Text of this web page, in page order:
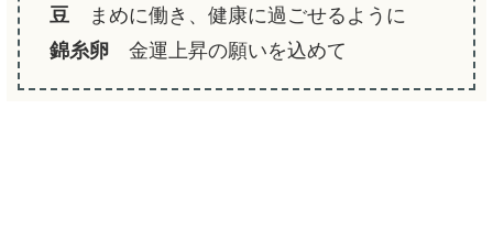
豆 まめに働き、健康に過ごせるように
錦糸卵 金運上昇の願いを込めて